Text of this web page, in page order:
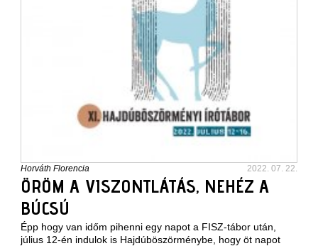
Horváth Florencia 2022. 07. 22.
ÖRÖM A VISZONTLÁTÁS, NEHÉZ A
BÚCSÚ
Épp hogy van időm pihenni egy napot a FISZ-tábor után,
július 12-én indulok is Hajdúböszörménybe, hogy öt napot